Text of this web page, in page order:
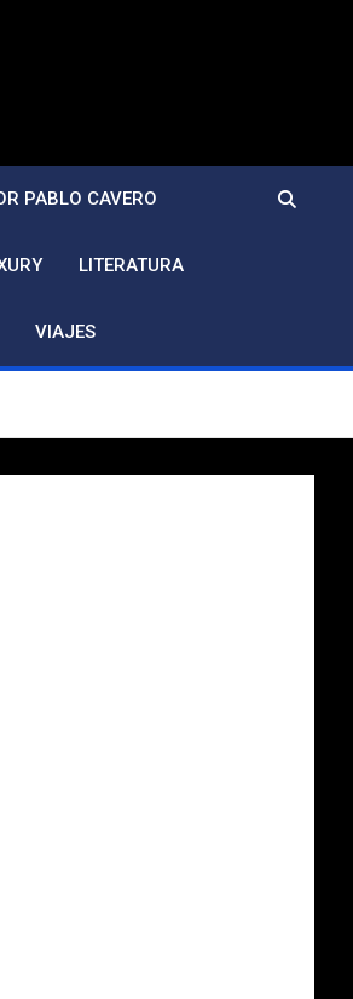
PABLO CAVERO
LITERATURA
VIAJES